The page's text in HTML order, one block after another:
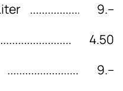
9.–
4.50
9.–